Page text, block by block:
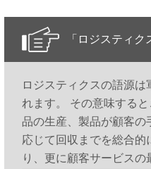
「ロジスティク
ロジスティクスの語源は
れます。 その意味する
品の生産、製品が顧客の
応じて回収までを総合的
り、更に顧客サービスの